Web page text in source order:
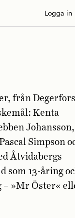
Logga in
från
Kenta
Johansson,
Simpson
Åtvidabergs
som 13-åring
– »Mr Öster«